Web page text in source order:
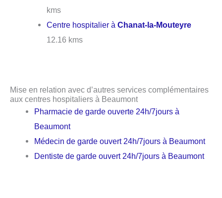
kms
Centre hospitalier àChanat-la-Mouteyre
12.16 kms
Mise en relation avec d’autres services complémentaires
aux centres hospitaliers à Beaumont
Pharmacie de garde ouverte 24h/7jours à
Beaumont
Médecin de garde ouvert 24h/7jours à Beaumont
Dentiste de garde ouvert 24h/7jours à Beaumont